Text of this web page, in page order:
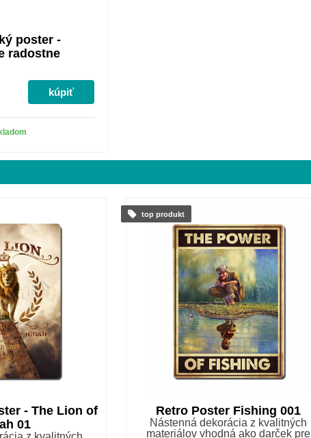
poster -
radostne
- The Lion of
01
Retro Poster Fishing 001
Nástenná dekorácia z kvalitných
materiálov vhodná ako darček pre
top produkt